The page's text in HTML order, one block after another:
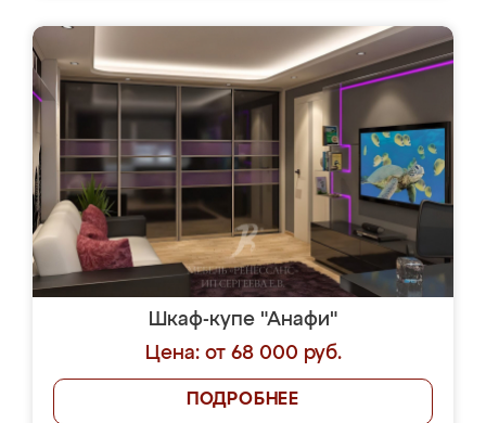
Шкаф-купе "Анафи"
Цена: от 68 000 руб.
ПОДРОБНЕЕ